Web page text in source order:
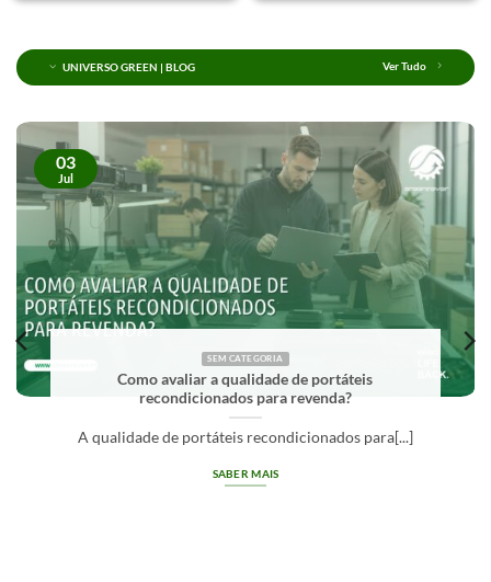
UNIVERSO GREEN | BLOG Ver Tudo
SEM CATEGORIA
O que significa Grade A em equipamentos
recondicionados?
Grade A em equipamentos recondicionados
03
Jul